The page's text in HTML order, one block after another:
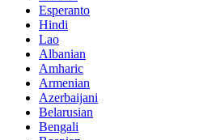
Esperanto
Hindi
Lao
Albanian
Amharic
Armenian
Azerbaijani
Belarusian
Bengali